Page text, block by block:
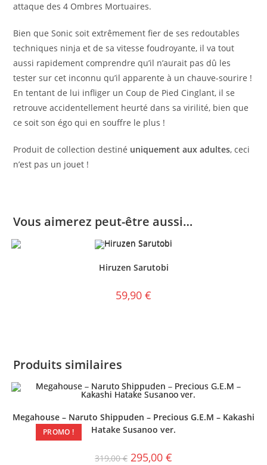
attaque des 4 Ombres Mortuaires.
Bien que Sonic soit extrêmement fier de ses redoutables
techniques ninja et de sa vitesse foudroyante, il va tout
aussi rapidement comprendre qu’il n’aurait pas dû les
tester sur cet inconnu qu’il apparente à un chauve-sourire !
En tentant de lui infliger un Coup de Pied Cinglant, il se
retrouve accidentellement heurté dans sa virilité, bien que
ce soit son égo qui en souffre le plus !
Produit de collection destiné uniquement aux adultes, ceci
n’est pas un jouet !
Vous aimerez peut-être aussi…
Hiruzen Sarutobi
59,90 €
Produits similaires
PROMO !
Megahouse – Naruto Shippuden – Precious G.E.M – Kakashi
Hatake Susanoo ver.
319,00€ 295,00 €